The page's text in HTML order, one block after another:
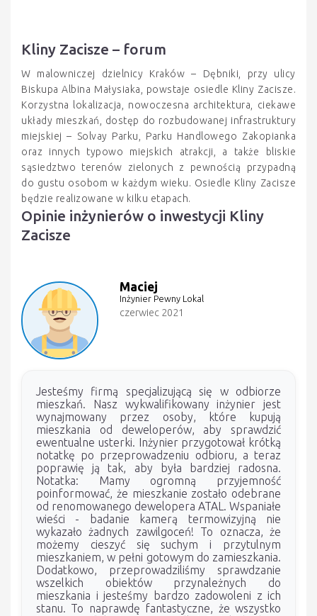
Kliny Zacisze – forum
W malowniczej dzielnicy Kraków – Dębniki, przy ulicy
Biskupa Albina Małysiaka, powstaje osiedle Kliny Zacisze.
Korzystna lokalizacja, nowoczesna architektura, ciekawe
układy mieszkań, dostęp do rozbudowanej infrastruktury
miejskiej – Solvay Parku, Parku Handlowego Zakopianka
oraz innych typowo miejskich atrakcji, a także bliskie
sąsiedztwo terenów zielonych z pewnością przypadną
do gustu osobom w każdym wieku. Osiedle Kliny Zacisze
będzie realizowane w kilku etapach.
Opinie inżynierów o inwestycji Kliny
Zacisze
Maciej
Inżynier Pewny Lokal
czerwiec 2021
Jesteśmy firmą specjalizującą się w odbiorze
mieszkań. Nasz wykwalifikowany inżynier jest
wynajmowany przez osoby, które kupują
mieszkania od deweloperów, aby sprawdzić
ewentualne usterki. Inżynier przygotował krótką
notatkę po przeprowadzeniu odbioru, a teraz
poprawię ją tak, aby była bardziej radosna.
Notatka: Mamy ogromną przyjemność
poinformować, że mieszkanie zostało odebrane
od renomowanego dewelopera ATAL. Wspaniałe
wieści - badanie kamerą termowizyjną nie
wykazało żadnych zawilgoceń! To oznacza, że
możemy cieszyć się suchym i przytulnym
mieszkaniem, w pełni gotowym do zamieszkania.
Dodatkowo, przeprowadziliśmy sprawdzanie
wszelkich obiektów przynależnych do
mieszkania i jesteśmy bardzo zadowoleni z ich
stanu. To naprawdę fantastyczne, że wszystko